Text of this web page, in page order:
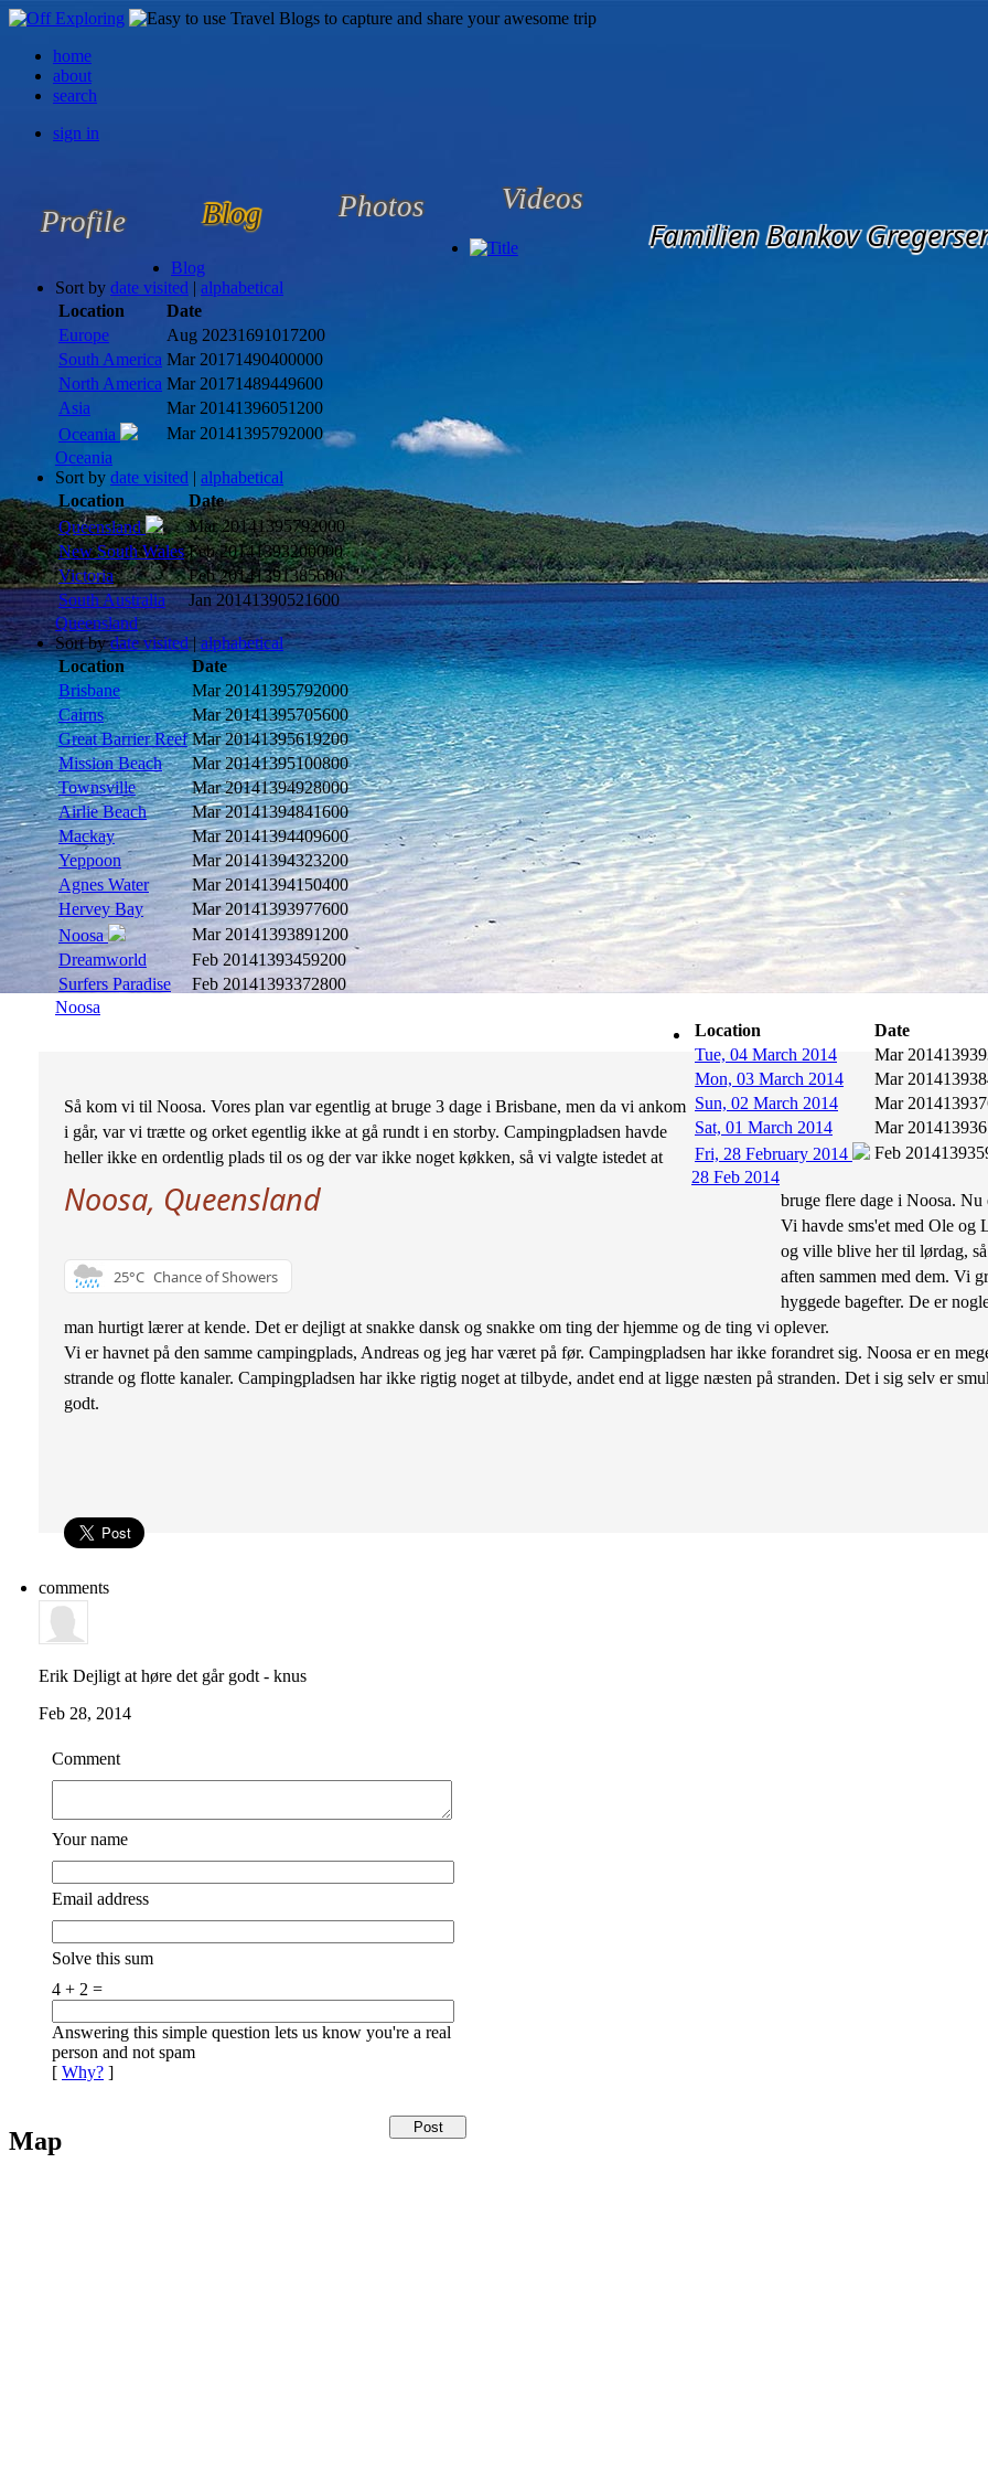
home
about
search
sign in
Profile Blog Photos Videos
Familien Bankov
Blog
Sort by date visited | alphabetical
Location
Date
Europe
Aug 20231691017200
South America Mar 20171490400000
North America Mar 20171489449600
Asia
Mar 20141396051200
Oceania
Mar 20141395792000
Oceania
Sort by date visited | alphabetical
Location
Date
Queensland
Mar 20141395792000
New South Wales Feb 20141393200000
Victoria
Feb 20141391385600
South Australia
Jan 20141390521600
Queensland
Sort bydate visited | alphabetical
Location
Date
Brisbane
Mar 20141395792000
Cairns
Mar 20141395705600
Great Barrier Reef Mar 20141395619200
Mission Beach
Mar 20141395100800
Townsville
Mar 20141394928000
Airlie Beach
Mar 20141394841600
Mackay
Mar 20141394409600
Yeppoon
Mar 20141394323200
Agnes Water
Mar 20141394150400
Hervey Bay
Mar 20141393977600
Noosa
Mar 20141393891200
Dreamworld
Feb 20141393459200
Surfers Paradise
Feb 20141393372800
Noosa
Location
Date
Tue, 04 March 2014
Mar 2014
Mon, 03 March 2014
Mar 2014
Sun, 02 March 2014
Mar 2014
Sat, 01 March 2014
Mar 2014
Fri, 28 February 2014
Feb 2014
28 Feb 2014
Noosa, Queensland
25°C Chance of Showers
Så kom vi til Noosa. Vores plan var egentlig at bruge 3 dage i Brisbane, men da vi ankom
i går, var vi trætte og orket egentlig ikke at gå rundt i en storby. Campingpladsen havde
heller ikke en ordentlig plads til os og der var ikke noget køkken, så vi valgte istedet at
bruge flere dage i Noosa.
Vi havde sms'et med Ole og
og ville blive her til lørdag,
aften sammen med dem. Vi
hyggede bagefter. De er
man hurtigt lærer at kende. Det er dejligt at snakke dansk og snakke om ting der hjemme og de ting vi oplever.
Vi er havnet på den samme campingplads, Andreas og jeg har været på før. Campingpladsen har ikke forandret sig. Noosa er en
strande og flotte kanaler. Campingpladsen har ikke rigtig noget at tilbyde, andet end at ligge næsten på stranden. Det i sig selv er
godt.
comments
Erik Dejligt at høre det går godt - knus
Feb 28, 2014
Comment
Your name
Email address
Solve this sum
4 + 2 =
Answering this simple question lets us know you're a real
person and not spam
[ Why? ]
Map